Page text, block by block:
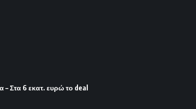
Στα 6 εκατ. ευρώ το deal